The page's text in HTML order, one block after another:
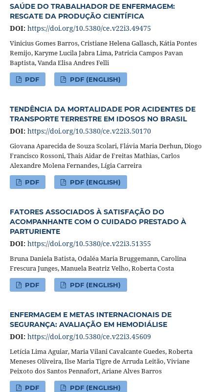
SAÚDE DO TRABALHADOR DE ENFERMAGEM:
RESGATE DA PRODUÇÃO CIENTÍFICA
DOI: https://doi.org/10.5380/ce.v22i3.49475
Vinicius Gomes Barros, Cristiane Helena Gallasch, Kátia Pontes
Remijo, Karyme Lucila Jabra Lima, Patricia Campos Pavan
Baptista, Vanda Elisa Andres Felli
PDF PDF (ENGLISH)
TENDÊNCIA DA MORTALIDADE POR ACIDENTES DE
TRANSPORTE TERRESTRE EM IDOSOS NO BRASIL
DOI: https://doi.org/10.5380/ce.v22i3.50170
Giovana Aparecida de Souza Scolari, Flávia Maria Derhun, Diogo
Francisco Rossoni, Thais Aidar de Freitas Mathias, Carlos
Alexandre Molena Fernandes, Lígia Carreira
PDF PDF (ENGLISH)
FATORES ASSOCIADOS À SATISFAÇÃO DO
ACOMPANHANTE COM O CUIDADO PRESTADO À
PARTURIENTE
DOI: https://doi.org/10.5380/ce.v22i3.51355
Bruna Daniela Batista, Odaléa Maria Bruggemann, Carolina
Frescura Junges, Manuela Beatriz Velho, Roberta Costa
PDF PDF (ENGLISH)
ENFERMAGEM E METAS INTERNACIONAIS DE
SEGURANÇA: AVALIAÇÃO EM HEMODIÁLISE
DOI: https://doi.org/10.5380/ce.v22i3.45609
Letícia Lima Aguiar, Maria Vilani Cavalcante Guedes, Roberta
Meneses Oliveira, Ilse Maria Tigre de Arruda Leitão, Viviane
Peixoto dos Santos Pennafort, Ariane Alves Barros
PDF PDF (ENGLISH)